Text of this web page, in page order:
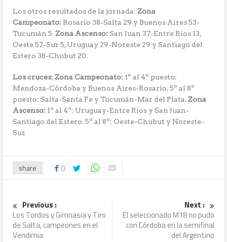
Los otros resultados de la jornada:Zona
Campeonato: Rosario 38-Salta 29 y Buenos Aires 53-
Tucumán 5.Zona Ascenso: San Juan 37-Entre Ríos 13,
Oeste 57-Sur 5, Uruguay 29-Noreste 29 y Santiago del
Estero 38-Chubut 20.
Los cruces: Zona Campeonato: 1º al 4º puesto:
Mendoza-Córdoba y Buenos Aires-Rosario. 5º al 8º
puesto: Salta-Santa Fe y Tucumán-Mar del Plata.Zona
Ascenso: 1º al 4º: Uruguay-Entre Ríos y San Juan-
Santiago del Estero. 5º al 8º: Oeste-Chubut y Noreste-
Sur.
share 0
Previous :
Los Tordos y Gimnasia y Tiro
de Salta, campeones en el
Vendimia
Next :
El seleccionado M18 no pudo
con Córdoba en la semifinal
del Argentino